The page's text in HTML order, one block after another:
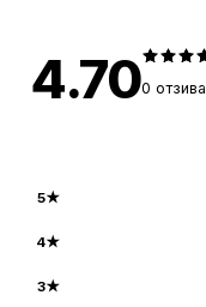
4.700 отзива
5★
4★
3★